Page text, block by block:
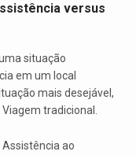
versus
situação
em um local
mais desejável,
tradicional.
ao